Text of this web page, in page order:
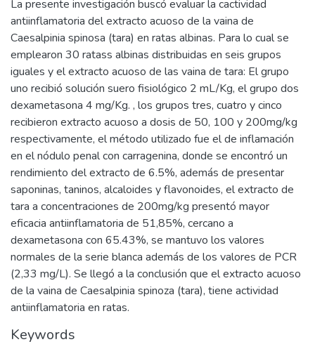
La presente investigación buscó evaluar la cactividad
antiinflamatoria del extracto acuoso de la vaina de
Caesalpinia spinosa (tara) en ratas albinas. Para lo cual se
emplearon 30 ratass albinas distribuidas en seis grupos
iguales y el extracto acuoso de las vaina de tara: El grupo
uno recibió solución suero fisiológico 2 mL/Kg, el grupo dos
dexametasona 4 mg/Kg. , los grupos tres, cuatro y cinco
recibieron extracto acuoso a dosis de 50, 100 y 200mg/kg
respectivamente, el método utilizado fue el de inflamación
en el nódulo penal con carragenina, donde se encontró un
rendimiento del extracto de 6.5%, además de presentar
saponinas, taninos, alcaloides y flavonoides, el extracto de
tara a concentraciones de 200mg/kg presentó mayor
eficacia antiinflamatoria de 51,85%, cercano a
dexametasona con 65.43%, se mantuvo los valores
normales de la serie blanca además de los valores de PCR
(2,33 mg/L). Se llegó a la conclusión que el extracto acuoso
de la vaina de Caesalpinia spinoza (tara), tiene actividad
antiinflamatoria en ratas.
Keywords